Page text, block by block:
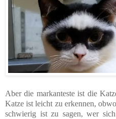
Aber die markanteste ist die
Katze ist leicht zu erkennen,
schwierig ist zu sagen, wer